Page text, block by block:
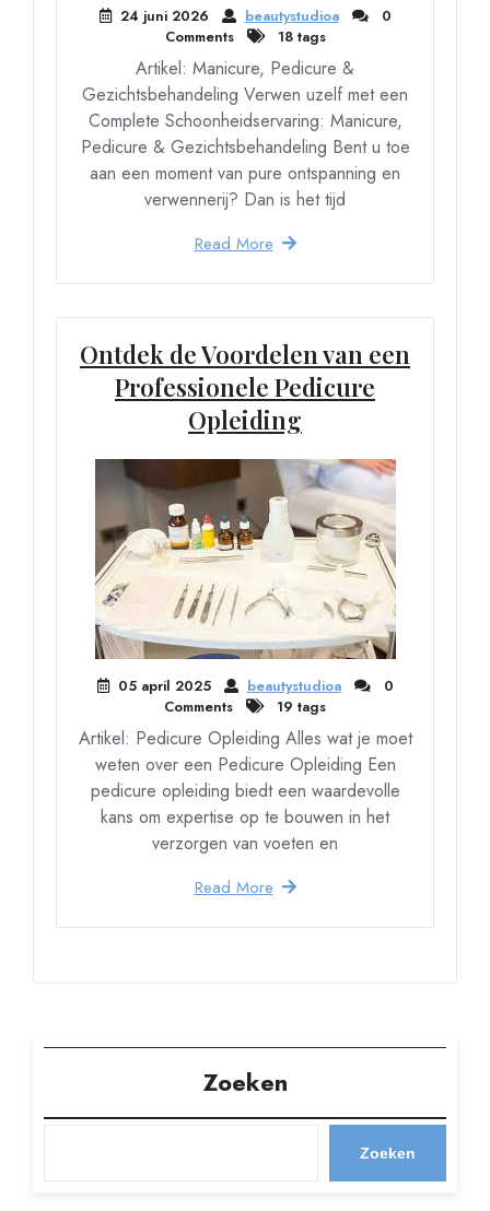
24 juni 2026 beautystudioa
0
Comments
18 tags
Artikel: Manicure, Pedicure &
Gezichtsbehandeling Verwen uzelf met een
Complete Schoonheidservaring: Manicure,
Pedicure & Gezichtsbehandeling Bent u toe
aan een moment van pure ontspanning en
verwennerij? Dan is het tijd
Read More
Ontdek de Voordelen van een
Professionele Pedicure
Opleiding
05 april 2025 beautystudioa
0
Comments
19 tags
Artikel: Pedicure Opleiding Alles wat je moet
weten over een Pedicure Opleiding Een
pedicure opleiding biedt een waardevolle
kans om expertise op te bouwen in het
verzorgen van voeten en
Read More
Zoeken
Zoeken